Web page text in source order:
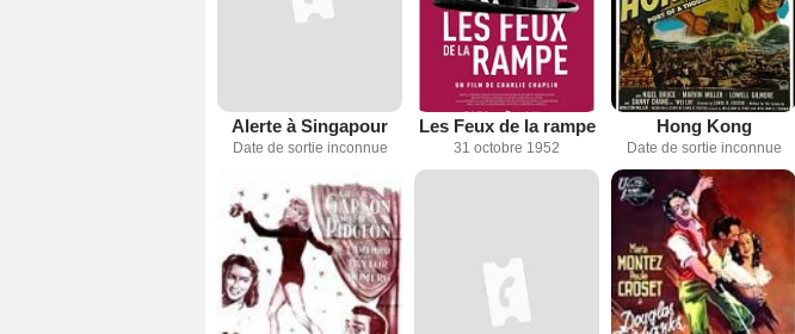
Alerte à Singapour
Date de sortie inconnue
Les Feux de la rampe
31 octobre 1952
Hong Kong
Date de sortie inconnue